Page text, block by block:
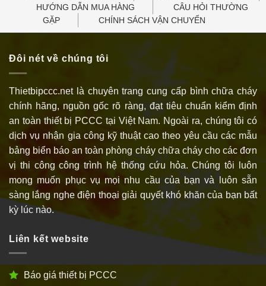
HƯỚNG DẪN MUA HÀNG
CÂU HỎI THƯỜNG
GẶP
CHÍNH SÁCH VẬN CHUYỂN
Đôi nét về chúng tôi
Thietbipccc.net là chuyên trang cung cấp bình chữa cháy
chính hãng, nguồn gốc rõ ràng, đạt tiêu chuẩn kiểm định
an toàn thiết bị PCCC tại Việt Nam. Ngoài ra, chúng tôi có
dịch vụ nhận gia công kỹ thuật cao theo yêu cầu các mẫu
bảng biển báo an toàn phòng cháy chữa cháy cho các đơn
vị thi công công trình hệ thống cứu hỏa. Chúng tôi luôn
mong muốn phục vụ mọi nhu cầu của bạn và luôn sẵn
sàng lắng nghe điện thoại giải quyết khó khăn của bạn bất
kỳ lúc nào.
Liên kết website
Báo giá thiết bị PCCC